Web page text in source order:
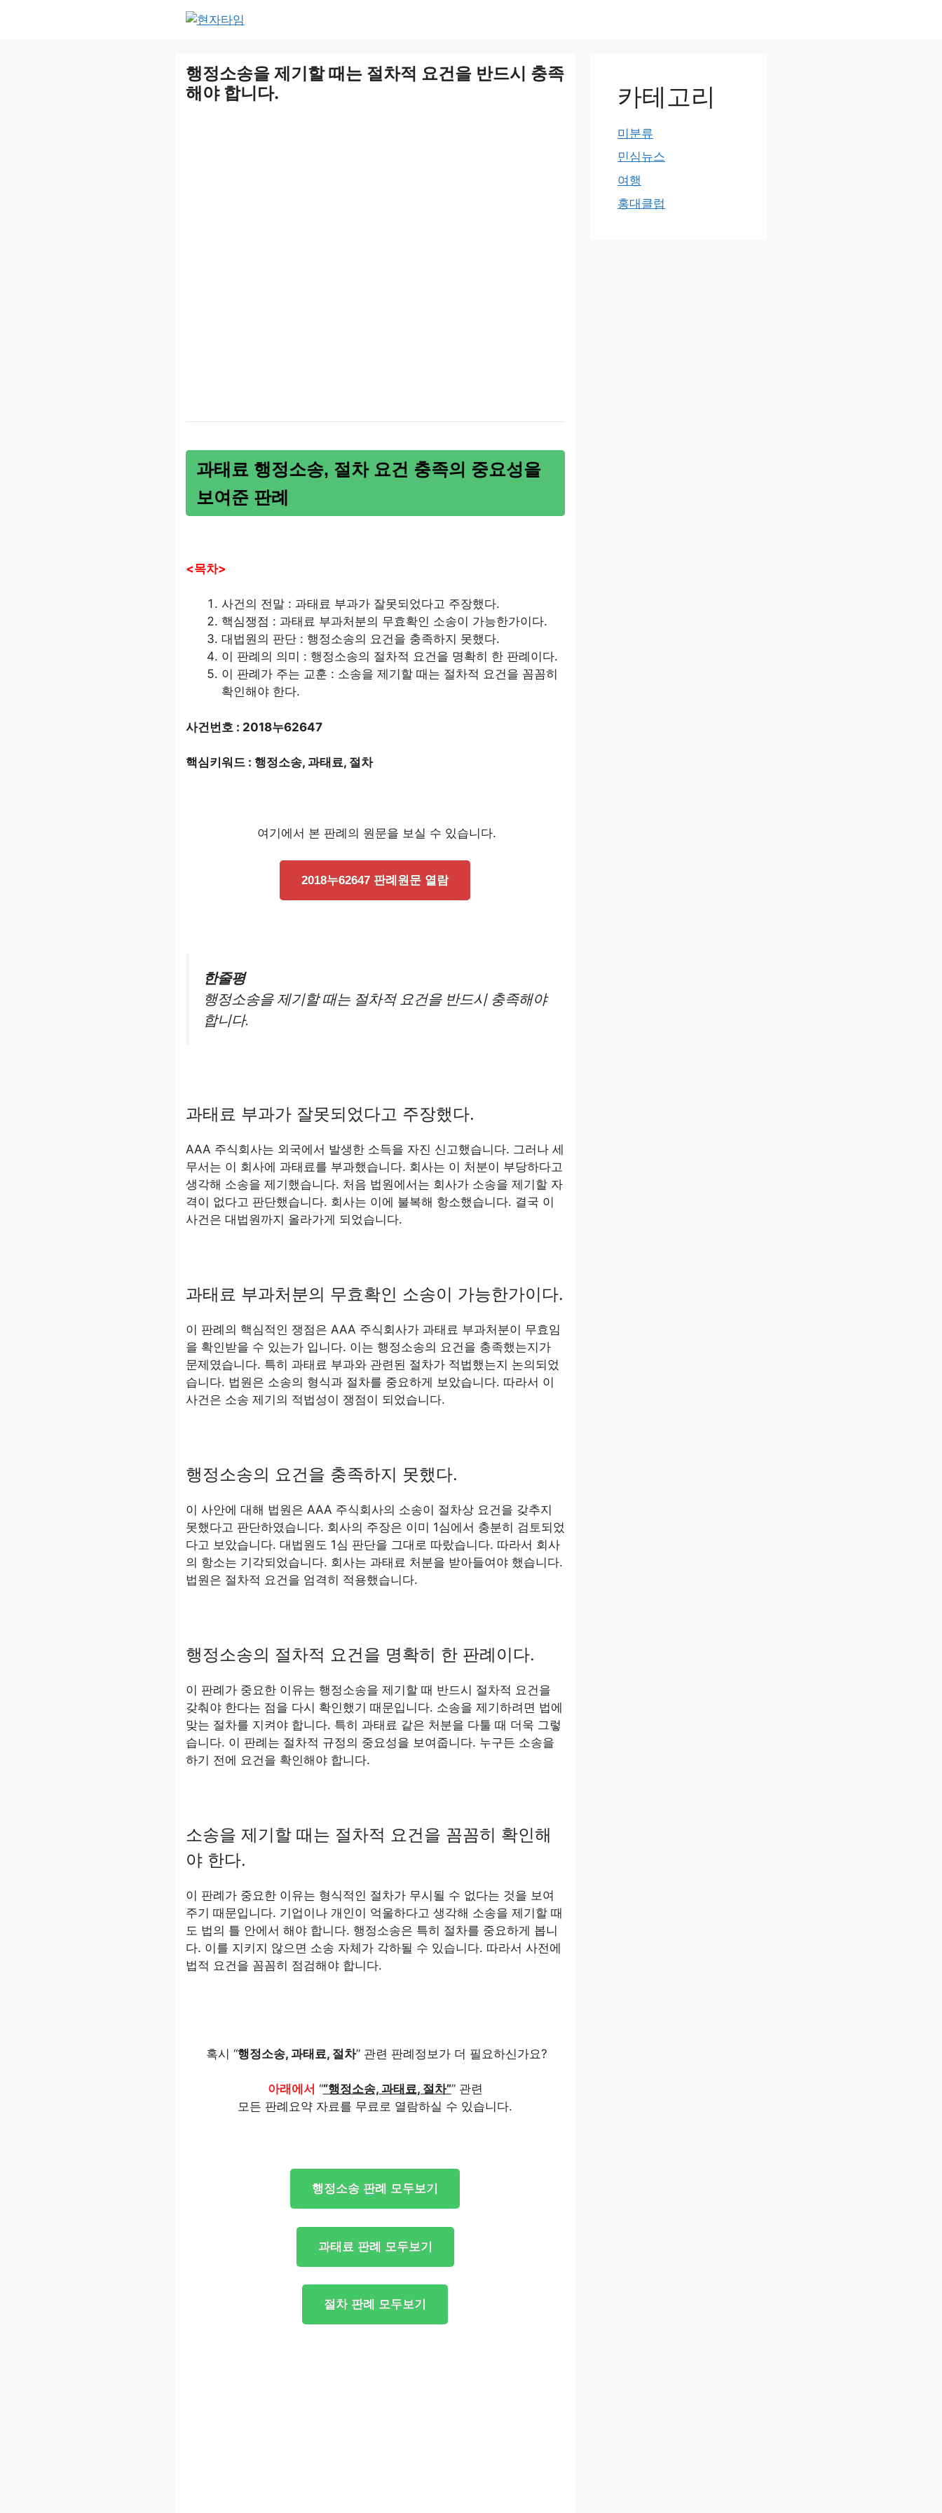
행정소송을 제기할 때는 절차적 요건을 반드시 충족
해야 합니다.
과태료 행정소송, 절차 요건 충족의 중요성을
보여준 판례
<목차>
사건의 전말 : 과태료 부과가 잘못되었다고 주장했다.
핵심쟁점 : 과태료 부과처분의 무효확인 소송이 가능한가이다.
대법원의 판단 : 행정소송의 요건을 충족하지 못했다.
이 판례의 의미 : 행정소송의 절차적 요건을 명확히 한 판례이다.
이 판례가 주는 교훈 : 소송을 제기할 때는 절차적 요건을 꼼꼼히
확인해야 한다.
사건번호 : 2018누62647
핵심키워드 : 행정소송, 과태료, 절차
여기에서 본 판례의 원문을 보실 수 있습니다.
2018누62647 판례원문 열람
한줄평
행정소송을 제기할 때는 절차적 요건을 반드시 충족해야
합니다.
과태료 부과가 잘못되었다고 주장했다.
AAA 주식회사는 외국에서 발생한 소득을 자진 신고했습니다. 그러나 세
무서는 이 회사에 과태료를 부과했습니다. 회사는 이 처분이 부당하다고
생각해 소송을 제기했습니다. 처음 법원에서는 회사가 소송을 제기할 자
격이 없다고 판단했습니다. 회사는 이에 불복해 항소했습니다. 결국 이
사건은 대법원까지 올라가게 되었습니다.
과태료 부과처분의 무효확인 소송이 가능한가이다.
이 판례의 핵심적인 쟁점은 AAA 주식회사가 과태료 부과처분이 무효임
을 확인받을 수 있는가 입니다. 이는 행정소송의 요건을 충족했는지가
문제였습니다. 특히 과태료 부과와 관련된 절차가 적법했는지 논의되었
습니다. 법원은 소송의 형식과 절차를 중요하게 보았습니다. 따라서 이
사건은 소송 제기의 적법성이 쟁점이 되었습니다.
행정소송의 요건을 충족하지 못했다.
이 사안에 대해 법원은 AAA 주식회사의 소송이 절차상 요건을 갖추지
못했다고 판단하였습니다. 회사의 주장은 이미 1심에서 충분히 검토되었
다고 보았습니다. 대법원도 1심 판단을 그대로 따랐습니다. 따라서 회사
의 항소는 기각되었습니다. 회사는 과태료 처분을 받아들여야 했습니다.
법원은 절차적 요건을 엄격히 적용했습니다.
행정소송의 절차적 요건을 명확히 한 판례이다.
이 판례가 중요한 이유는 행정소송을 제기할 때 반드시 절차적 요건을
갖춰야 한다는 점을 다시 확인했기 때문입니다. 소송을 제기하려면 법에
맞는 절차를 지켜야 합니다. 특히 과태료 같은 처분을 다툴 때 더욱 그렇
습니다. 이 판례는 절차적 규정의 중요성을 보여줍니다. 누구든 소송을
하기 전에 요건을 확인해야 합니다.
소송을 제기할 때는 절차적 요건을 꼼꼼히 확인해
야 한다.
이 판례가 중요한 이유는 형식적인 절차가 무시될 수 없다는 것을 보여
주기 때문입니다. 기업이나 개인이 억울하다고 생각해 소송을 제기할 때
도 법의 틀 안에서 해야 합니다. 행정소송은 특히 절차를 중요하게 봅니
다. 이를 지키지 않으면 소송 자체가 각하될 수 있습니다. 따라서 사전에
법적 요건을 꼼꼼히 점검해야 합니다.
혹시 “행정소송, 과태료, 절차” 관련 판례정보가 더 필요하신가요?
아래에서 ““행정소송, 과태료, 절차”” 관련
모든 판례요약 자료를 무료로 열람하실 수 있습니다.
행정소송 판례 모두보기
과태료 판례 모두보기
절차 판례 모두보기
카테고리
미분류
민심뉴스
여행
홍대클럽